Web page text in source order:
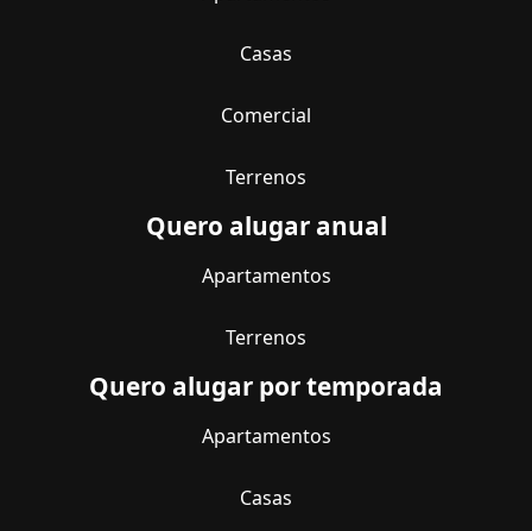
Casas
Comercial
Terrenos
Quero alugar anual
Apartamentos
Terrenos
Quero alugar por temporada
Apartamentos
Casas